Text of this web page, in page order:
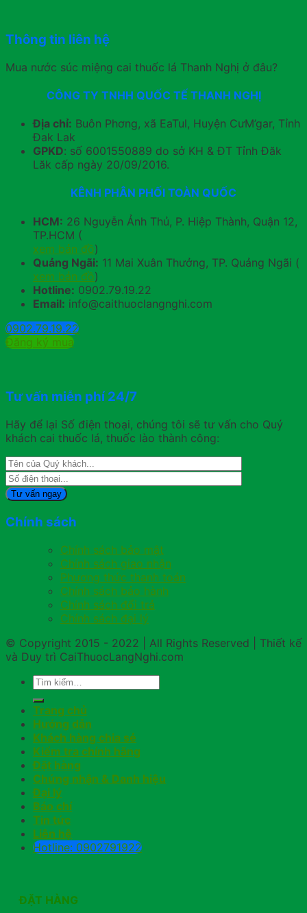
Thông tin liên hệ
Mua nước súc miệng cai thuốc lá Thanh Nghị ở đâu?
CÔNG TY TNHH QUỐC TẾ THANH NGHỊ
Địa chỉ: Buôn Phơng, xã EaTul, Huyện CưM’gar, Tỉnh
Đak Lak
GPKD: số 6001550889 do sở KH & ĐT Tỉnh Đăk
Lăk cấp ngày 20/09/2016.
KÊNH PHÂN PHỐI TOÀN QUỐC
HCM: 26 Nguyễn Ảnh Thủ, P. Hiệp Thành, Quận 12,
TP.HCM (
xem bản đồ)
Quảng Ngãi: 11 Mai Xuân Thưởng, TP. Quảng Ngãi (
xem bản đồ)
Hotline: 0902.79.19.22
Email: info@caithuoclangnghi.com
0902.79.19.22
Đăng ký mua
Tư vấn miễn phí 24/7
Hãy để lại Số điện thoại, chúng tôi sẽ tư vấn cho Quý
khách cai thuốc lá, thuốc lào thành công:
Chính sách
Chính sách bảo mật
Chính sách giao nhận
Phương thức thanh toán
Chính sách bảo hành
Chính sách đổi trả
Chính sách đại lý
© Copyright 2015 - 2022 | All Rights Reserved | Thiết kế
và Duy trì CaiThuocLangNghi.com
Trang chủ
Hướng dẫn
Khách hàng chia sẻ
Kiểm tra chính hãng
Đặt hàng
Chứng nhận & Danh hiệu
Đại lý
Báo chí
Tin tức
Liên hệ
Hotline: 0902791922
ĐẶT HÀNG